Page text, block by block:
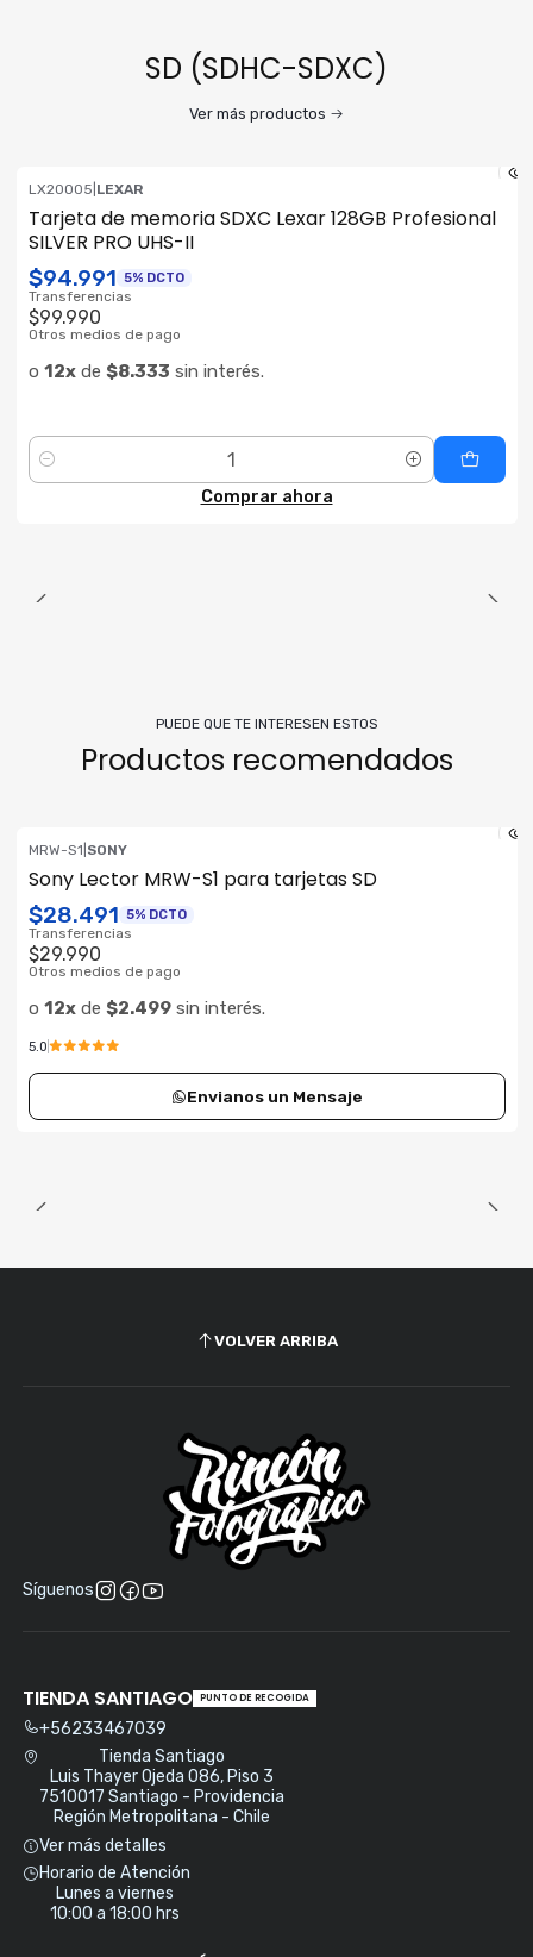
SD (SDHC-SDXC)
Ver más productos
LX20005 LEXAR
Tarjeta de memoria SDXC Lexar 128GB Profesional
SILVER PRO UHS-II
$94.991 5% DCTO
Transferencias
$99.990
Otros medios de pago
o 12xde $8.333 sin interés.
Cantidad
Comprar ahora
PUEDE QUE TE INTERESEN ESTOS
Productos recomendados
MRW-S1 SONY
Sony Lector MRW-S1 para tarjetas SD
$28.491 5% DCTO
Transferencias
$29.990
Otros medios de pago
o 12xde $2.499sin interés.
5.0
Envianos un Mensaje
VOLVER ARRIBA
Síguenos
TIENDA SANTIAGO PUNTO DE RECOGIDA
+56233467039
Tienda Santiago
Luis Thayer Ojeda 086, Piso 3
7510017 Santiago - Providencia
Región Metropolitana - Chile
Ver más detalles
Horario de Atención
Lunes a viernes
10:00 a 18:00 hrs